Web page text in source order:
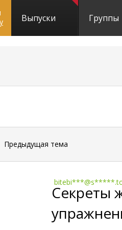
Выпуски Группы
Предыдущая тема
Секреты